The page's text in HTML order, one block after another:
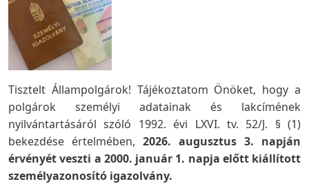
Tisztelt Állampolgárok! Tájékoztatom Önöket, hogy a
polgárok személyi adatainak és lakcímének
nyilvántartásáról szóló 1992. évi LXVI. tv. 52/J. § (1)
bekezdése értelmében, 2026. augusztus 3. napján
érvényét veszti a 2000. január 1. napja előtt kiállított
személyazonosító igazolvány.